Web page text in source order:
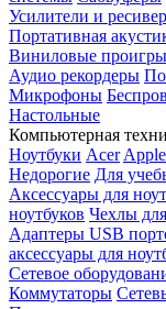
Усилители и
Портативная
Виниловые
Аудио рекордеры
Микрофоны
Настольные
Компьютерная
Ноутбуки Acer Apple
Недорогие Для
Аксессуары для
ноутбуков Чехлы
Адаптеры USB
аксессуары для
Сетевое
Коммутаторы